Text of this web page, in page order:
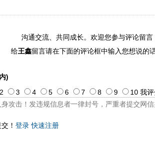
沟通交流、共同成长。欢迎您参与评论留言
给王鑫留言请在下面的评论框中输入您想说的
)
！ 登录 快速注册
2 3 4 5 6 7 8 9 10 我评